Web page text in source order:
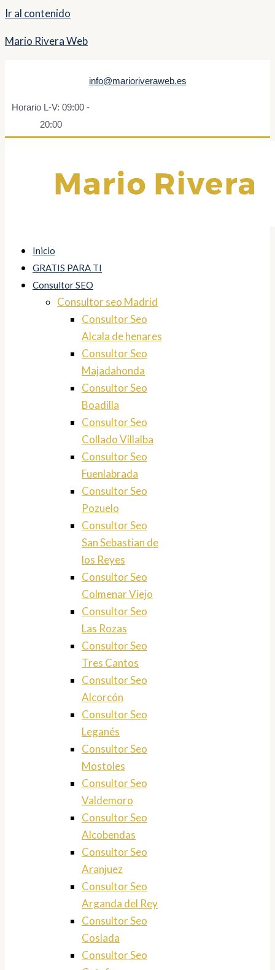
Ir al contenido
Mario Rivera Web
info@marioriveraweb.es
Horario L-V: 09:00 -
20:00
Inicio
GRATIS PARA TI
Consultor SEO
Consultor seo Madrid
Consultor Seo
Alcala de henares
Consultor Seo
Majadahonda
Consultor Seo
Boadilla
Consultor Seo
Collado Villalba
Consultor Seo
Fuenlabrada
Consultor Seo
Pozuelo
Consultor Seo
San Sebastian de
los Reyes
Consultor Seo
Colmenar Viejo
Consultor Seo
Las Rozas
Consultor Seo
Tres Cantos
Consultor Seo
Alcorcón
Consultor Seo
Leganés
Consultor Seo
Mostoles
Consultor Seo
Valdemoro
Consultor Seo
Alcobendas
Consultor Seo
Aranjuez
Consultor Seo
Arganda del Rey
Consultor Seo
Coslada
Consultor Seo